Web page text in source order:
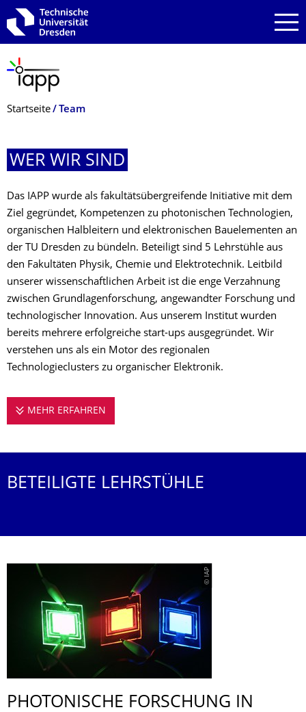
Zur Hauptnavigation springen
Zur Suche springen
Zum Inhalt springen
Breadcrumb-Menü
Startseite Team
WER WIR SIND
Das IAPP wurde als fakultätsübergreifende Initiative mit dem
Ziel gegründet, Kompetenzen zu photonischen Technologien,
organischen Halbleitern und elektronischen Bauelementen an
der TU Dresden zu bündeln. Beteiligt sind 5 Lehrstühle aus
den Fakultäten Physik, Chemie und Elektrotechnik. Leitbild
unserer wissenschaftlichen Arbeit ist die enge Verzahnung
zwischen Grundlagenforschung, angewandter Forschung und
technologischer Innovation. Aus unserem Institut wurden
bereits mehrere erfolgreiche start-ups ausgegründet. Wir
verstehen uns als ein Motor des regionalen
Technologieclusters zu organischer Elektronik.
MEHR ERFAHREN
BETEILIGTE LEHRSTÜHLE
© IAP
PHOTONISCHE FORSCHUNG IN